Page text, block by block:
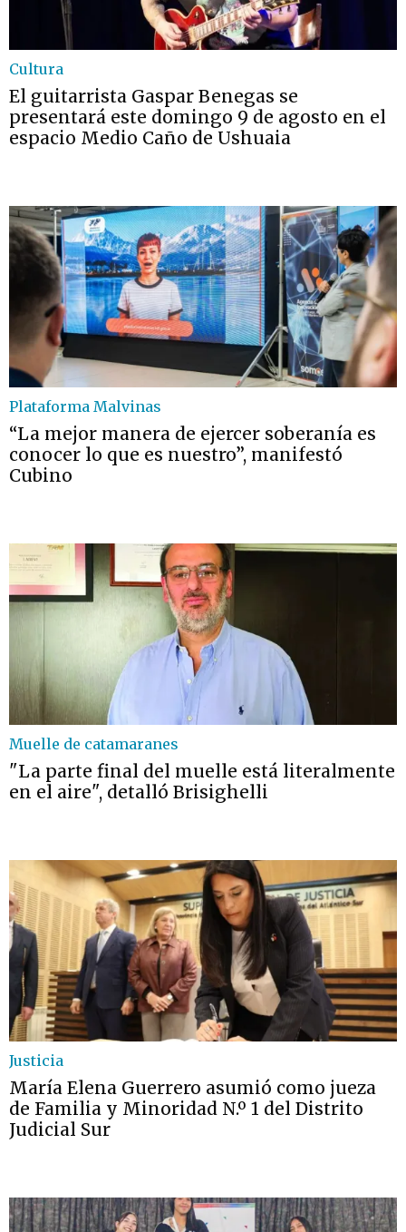
Cultura
El guitarrista Gaspar Benegas se
presentará este domingo 9 de agosto en el
espacio Medio Caño de Ushuaia
Plataforma Malvinas
“La mejor manera de ejercer soberanía es
conocer lo que es nuestro”, manifestó
Cubino
Muelle de catamaranes
"La parte final del muelle está literalmente
en el aire", detalló Brisighelli
Justicia
María Elena Guerrero asumió como jueza
de Familia y Minoridad N.º 1 del Distrito
Judicial Sur